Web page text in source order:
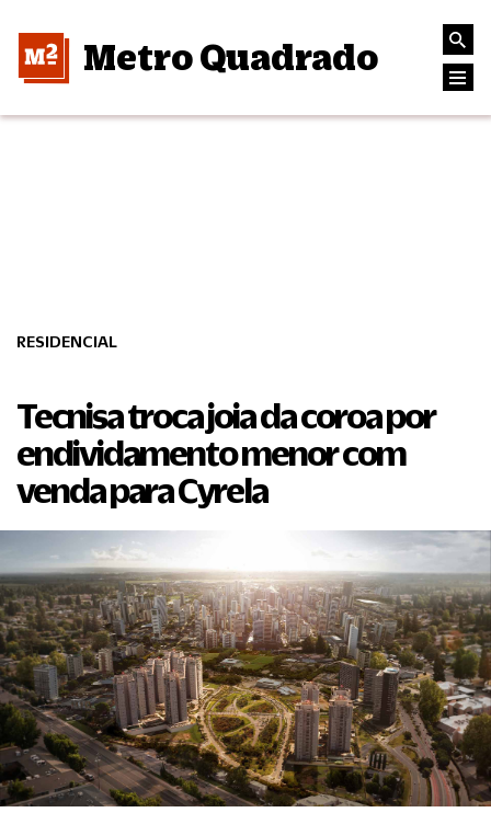
Metro Quadrado
RESIDENCIAL
Tecnisa troca joia da coroa por
endividamento menor com
venda para Cyrela